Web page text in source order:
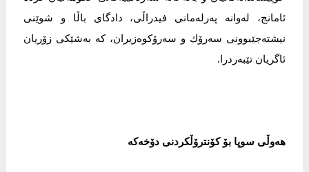
ئامانج، لەوانە پەرلەمانی فیدراڵی، دادگای باڵا و شوێنی
نیشتەجێبوونی سەرۆك و سەرۆكوەزیران، كە بەشێكی زۆریان
ئاگریان تێبەردرا.
هەوڵی سوپا بۆ كۆنترۆڵكردنی دۆخەكە